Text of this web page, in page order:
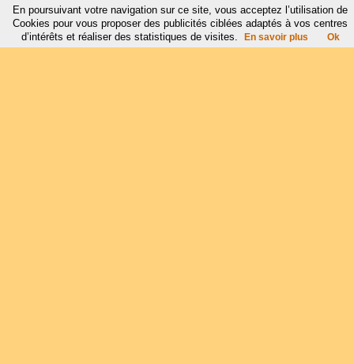
En poursuivant votre navigation sur ce site, vous acceptez l’utilisation de
Cookies pour vous proposer des publicités ciblées adaptés à vos centres
d’intérêts et réaliser des statistiques de visites.
En savoir plus Ok